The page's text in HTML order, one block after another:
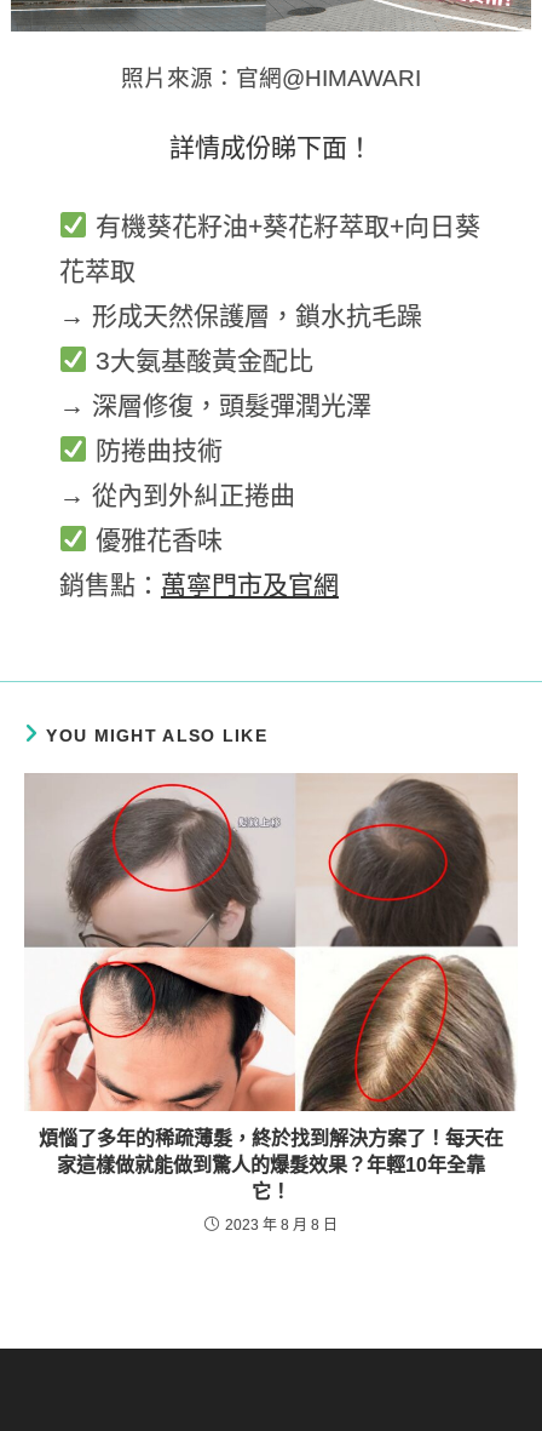
照片來源：官網@HIMAWARI
詳情成份睇下面！
有機葵花籽油+葵花籽萃取+向日葵
花萃取
→ 形成天然保護層，鎖水抗毛躁
3大氨基酸黃金配比
→ 深層修復，頭髮彈潤光澤
防捲曲技術
→ 從內到外糾正捲曲
優雅花香味
銷售點： 萬寧門市及官網
YOU MIGHT ALSO LIKE
煩惱了多年的稀疏薄髮，終於找到解決方案了！每天在
家這樣做就能做到驚人的爆髮效果？年輕10年全靠
它！
2023 年 8 月 8 日